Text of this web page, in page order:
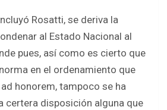
Rosatti, se deriva la
al Estado Nacional al
pues, así como es cierto que
en el ordenamiento que
honorem, tampoco se ha
certera disposición alguna que